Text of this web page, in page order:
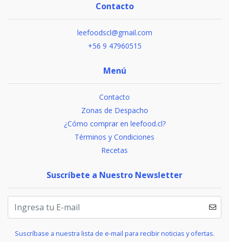
Contacto
leefoodscl@gmail.com
+56 9 47960515
Menú
Contacto
Zonas de Despacho
¿Cómo comprar en leefood.cl?
Términos y Condiciones
Recetas
Suscríbete a Nuestro Newsletter
Suscríbase a nuestra lista de e-mail para recibir noticias y ofertas.